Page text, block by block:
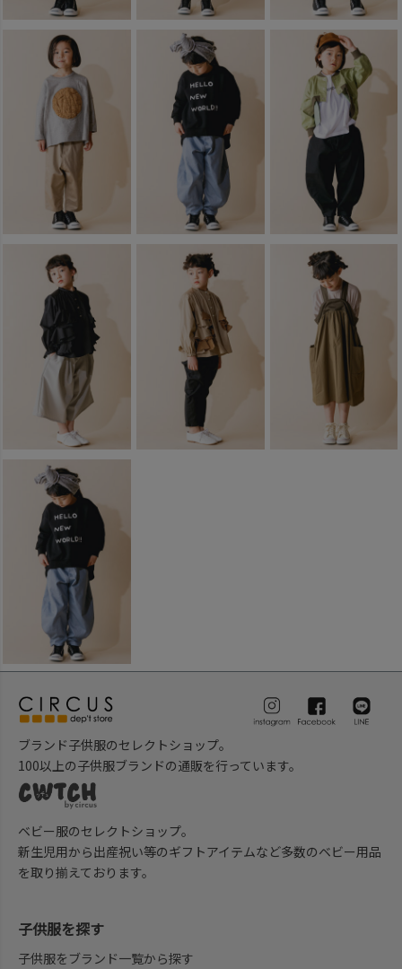
ブランド子供服のセレクトショップ。
100以上の子供服ブランドの通販を行っています。
ベビー服のセレクトショップ。
新生児用から出産祝い等のギフトアイテムなど多数のベビー用品
を取り揃えております。
子供服を探す
子供服をブランド一覧から探す